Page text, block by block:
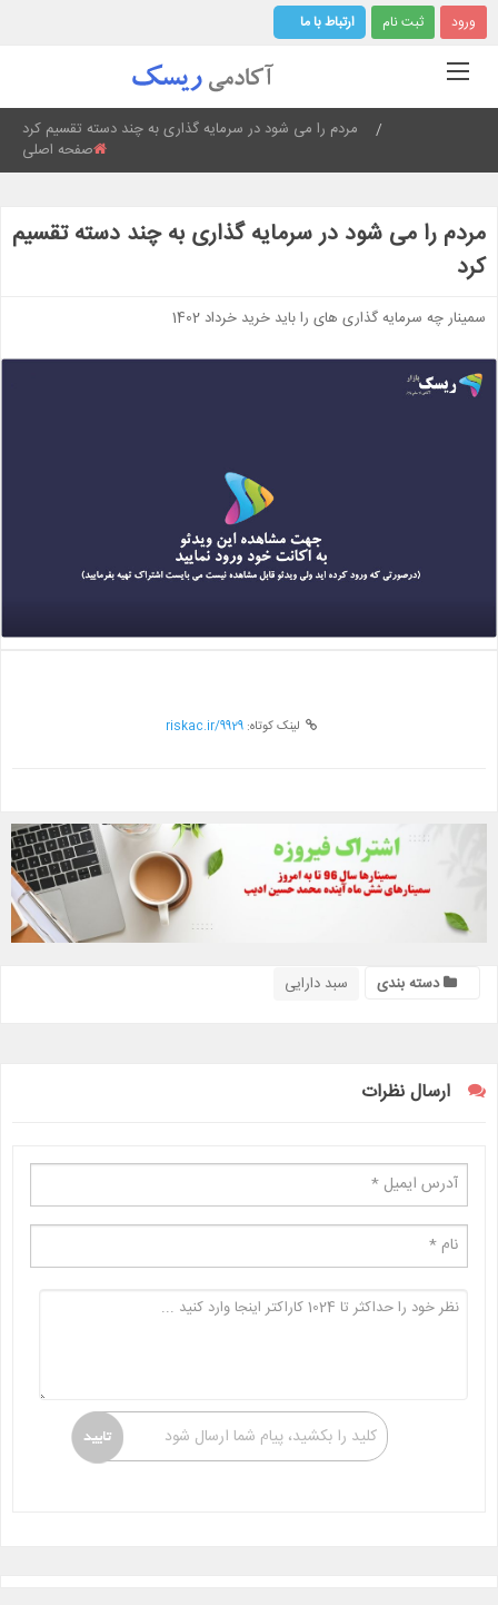
ورود ثبت نام ارتباط با ما
Current:
مردم را می شود در سرمایه گذاری به چند دسته تقسیم کرد
صفحه اصلی
مردم را می شود در سرمایه گذاری به چند دسته تقسیم
کرد
سمینار چه سرمایه گذاری های را باید خرید خرداد 1402
لینک کوتاه:riskac.ir/9929
دسته بندی سبد دارایی
ارسال نظرات
کلید را بکشید، پیام شما ارسال شود